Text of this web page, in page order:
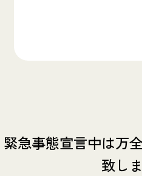
緊急事態宣言中は万
致し